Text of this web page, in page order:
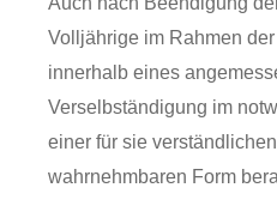
Volljährige im Rahmen
innerhalb eines
Verselbständigung im
einer für sie
wahrnehmbaren Form